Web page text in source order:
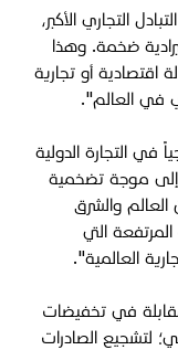
التجاري الأكبر،
ضخمة. وهذا
اقتصادية أو تجارية
في العالم".
في التجارة الدولية
إلى موجة تضخمية
العالم والشرق
التي
العالمية".
في تخفيضات
لتشجيع الصادرات